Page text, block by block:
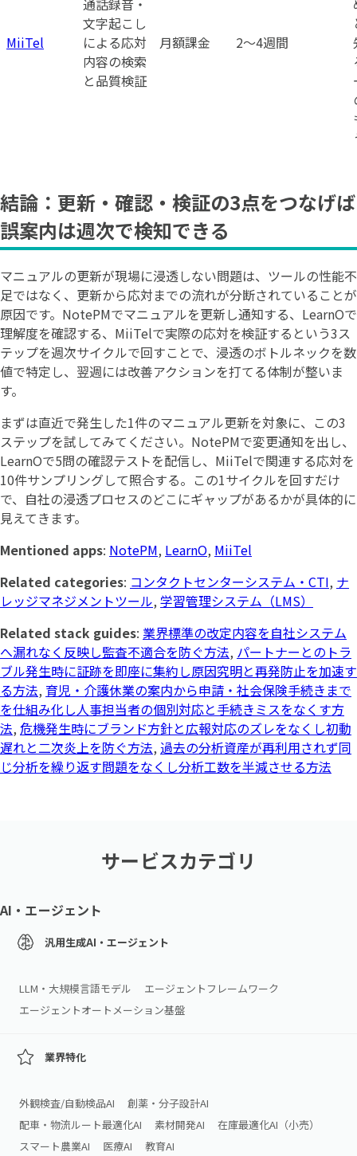
MiiTel
文字起こし
による応対
内容の検索
と品質検証
月額課金 2〜4週間
結論：更新・確認・検証の3点をつなげば
誤案内は週次で検知できる
マニュアルの更新が現場に浸透しない問題は、ツールの性能不
足ではなく、更新から応対までの流れが分断されていることが
原因です。NotePMでマニュアルを更新し通知する、LearnOで
理解度を確認する、MiiTelで実際の応対を検証するという3ス
テップを週次サイクルで回すことで、浸透のボトルネックを数
値で特定し、翌週には改善アクションを打てる体制が整いま
す。
まずは直近で発生した1件のマニュアル更新を対象に、この3
ステップを試してみてください。NotePMで変更通知を出し、
LearnOで5問の確認テストを配信し、MiiTelで関連する応対を
10件サンプリングして照合する。この1サイクルを回すだけ
で、自社の浸透プロセスのどこにギャップがあるかが具体的に
見えてきます。
Mentioned apps: NotePM, LearnO, MiiTel
Related categories: コンタクトセンターシステム・CTI, ナ
レッジマネジメントツール, 学習管理システム（LMS）
Related stack guides: 業界標準の改定内容を自社システム
へ漏れなく反映し監査不適合を防ぐ方法, パートナーとのトラ
ブル発生時に証跡を即座に集約し原因究明と再発防止を加速す
る方法, 育児・介護休業の案内から申請・社会保険手続きまで
を仕組み化し人事担当者の個別対応と手続きミスをなくす方
法, 危機発生時にブランド方針と広報対応のズレをなくし初動
遅れと二次炎上を防ぐ方法, 過去の分析資産が再利用されず同
じ分析を繰り返す問題をなくし分析工数を半減させる方法
サービスカテゴリ
AI・エージェント
汎用生成AI・エージェント
LLM・大規模言語モデル
エージェントフレームワーク
エージェントオートメーション基盤
業界特化
外観検査/自動検品AI
創薬・分子設計AI
配車・物流ルート最適化AI
素材開発AI
在庫最適化AI（小売）
スマート農業AI
医療AI 教育AI